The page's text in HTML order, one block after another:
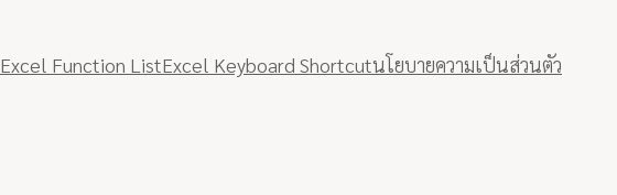
Excel Function ListExcel Keyboard Shortcutนโยบายความเป็นส่วนตัว